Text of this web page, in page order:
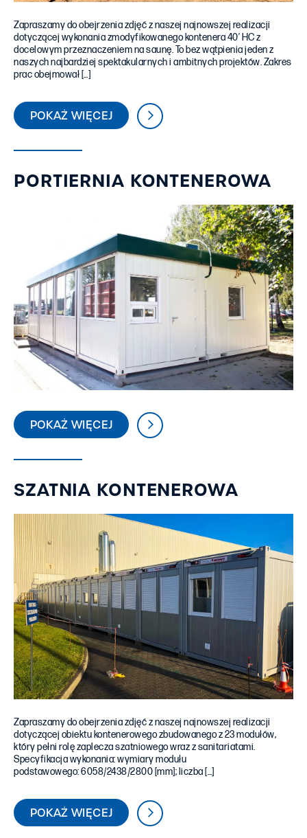
Zapraszamy do obejrzenia zdjęć z naszej najnowszej realizacji
dotyczącej wykonania zmodyfikowanego kontenera 40′ HC z
docelowym przeznaczeniem na saunę. To bez wątpienia jeden z
naszych najbardziej spektakularnych i ambitnych projektów. Zakres
prac obejmował […]
POKAŻ WIĘCEJ
PORTIERNIA KONTENEROWA
POKAŻ WIĘCEJ
SZATNIA KONTENEROWA
Zapraszamy do obejrzenia zdjęć z naszej najnowszej realizacji
dotyczącej obiektu kontenerowego zbudowanego z 23 modułów,
który pełni rolę zaplecza szatniowego wraz z sanitariatami.
Specyfikacja wykonania: wymiary modułu
podstawowego: 6058/2438/2800 [mm]; liczba […]
POKAŻ WIĘCEJ